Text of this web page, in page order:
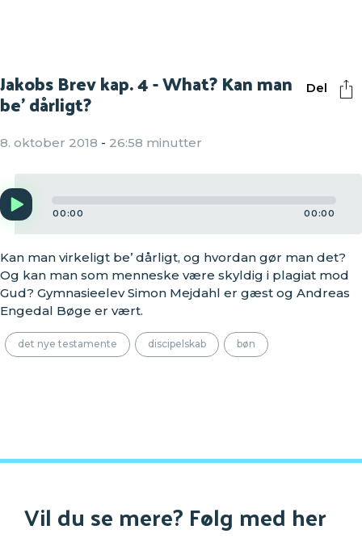
Del
Jakobs Brev kap. 4 - What? Kan man
be' dårligt?
8. oktober 2018 - 26:58 minutter
Audio
Player
00:00 00:00
Kan man virkeligt be’ dårligt, og hvordan gør man det?
Og kan man som menneske være skyldig i plagiat mod
Gud? Gymnasieelev Simon Mejdahl er gæst og Andreas
Engedal Bøge er vært.
det nye testamente discipelskab bøn
Vil du se mere? Følg med her